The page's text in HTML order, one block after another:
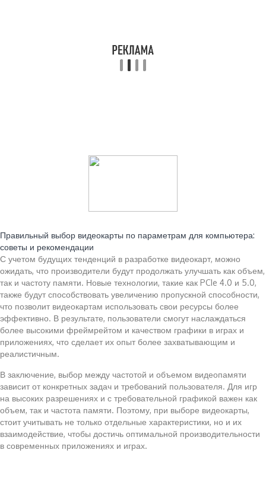
Правильный выбор видеокарты по параметрам для компьютера:
советы и рекомендации
С учетом будущих тенденций в разработке видеокарт, можно
ожидать, что производители будут продолжать улучшать как объем,
так и частоту памяти. Новые технологии, такие как PCIe 4.0 и 5.0,
также будут способствовать увеличению пропускной способности,
что позволит видеокартам использовать свои ресурсы более
эффективно. В результате, пользователи смогут наслаждаться
более высокими фреймрейтом и качеством графики в играх и
приложениях, что сделает их опыт более захватывающим и
реалистичным.
В заключение, выбор между частотой и объемом видеопамяти
зависит от конкретных задач и требований пользователя. Для игр
на высоких разрешениях и с требовательной графикой важен как
объем, так и частота памяти. Поэтому, при выборе видеокарты,
стоит учитывать не только отдельные характеристики, но и их
взаимодействие, чтобы достичь оптимальной производительности
в современных приложениях и играх.